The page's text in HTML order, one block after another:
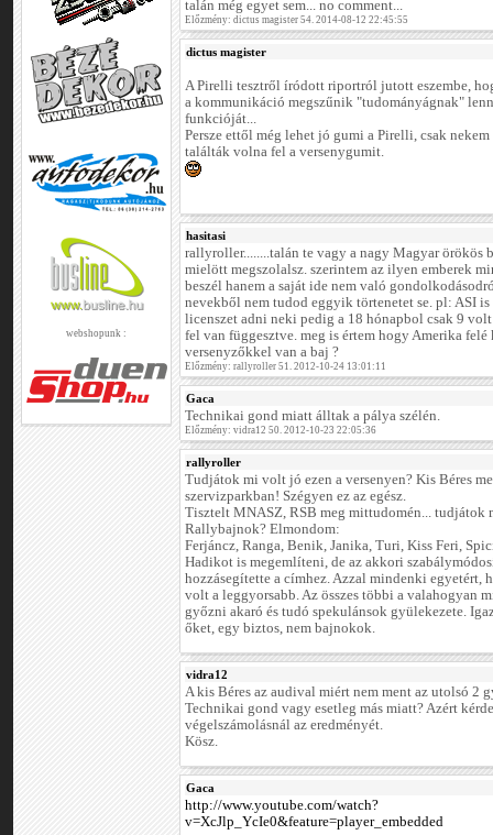
webshopunk :
talán még egyet sem... no comment...
Előzmény: dictus magister 54. 2014-08-12 22:45:55
dictus magister
A Pirelli tesztről íródott riportról jutott eszembe,
a kommunikáció megszűnik "tudományágnak"
funkcióját...
Persze ettől még lehet jó gumi a Pirelli, csak
találták volna fel a versenygumit.
hasitasi
rallyroller........talán te vagy a nagy Magyar örökös
mielött megszolalsz. szerintem az ilyen emberek
beszél hanem a saját ide nem való
nevekből nem tudod eggyik törtenetet se. pl: ASI
licenszet adni neki pedig a 18 hónapbol csak 9
fel van függesztve. meg is értem hogy Amerika felé
versenyzőkkel van a baj ?
Előzmény: rallyroller 51. 2012-10-24 13:01:11
Gaca
Technikai gond miatt álltak a pálya szélén.
Előzmény: vidra12 50. 2012-10-23 22:05:36
rallyroller
Tudjátok mi volt jó ezen a versenyen? Kis Béres
szervizparkban! Szégyen ez az egész.
Tisztelt MNASZ, RSB meg mittudomén... tudjátok
Rallybajnok? Elmondom:
Ferjáncz, Ranga, Benik, Janika, Turi, Kiss Feri,
Hadikot is megemlíteni, de az akkori
hozzásegítette a címhez. Azzal mindenki egyetért,
volt a leggyorsabb. Az összes többi a valahogyan
győzni akaró és tudó spekulánsok gyülekezete.
őket, egy biztos, nem bajnokok.
vidra12
A kis Béres az audival miért nem ment az utolsó 2
Technikai gond vagy esetleg más miatt? Azért
végelszámolásnál az eredményét.
Kösz.
Gaca
http://www.youtube.com/watch?
v=XcJlp_YcIe0&feature=player_embedded